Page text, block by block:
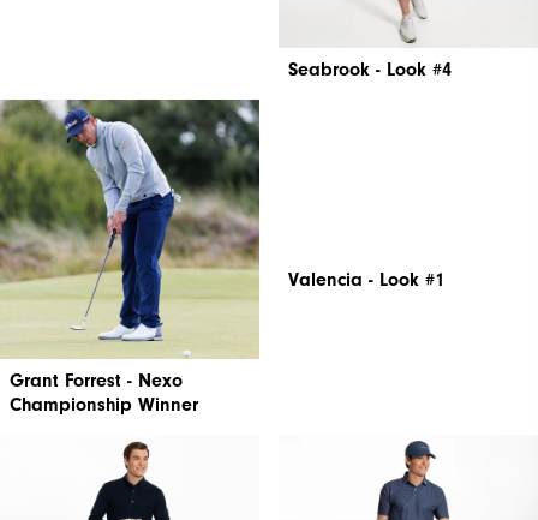
Seabrook - Look #4
Grant Forrest - Nexo
Championship Winner